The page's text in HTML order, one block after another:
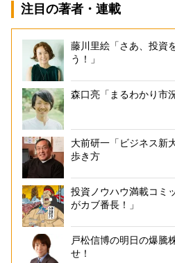
注目の著者・連載
藤川里絵「さあ、投資
う！」
森口亮「まるわかり市
大前研一「ビジネス新
歩き方
投資ノウハウ満載コミ
がカブ番長！」
戸松信博の明日の爆騰
せ！